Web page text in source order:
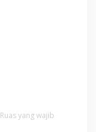
Ruas yang wajib